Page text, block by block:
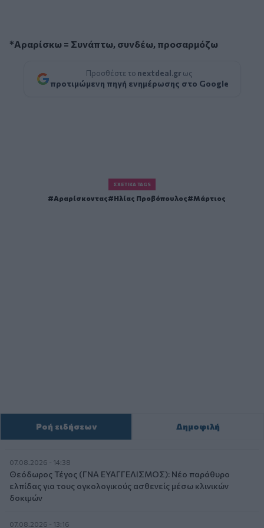
*Αραρίσκω = Συνάπτω, συνδέω, προσαρμόζω
Προσθέστε το nextdeal.gr ως
προτιμώμενη πηγή ενημέρωσης στο Google
ΣΧΕΤΙΚΆ TAGS
Αραρίσκοντας Ηλίας Προβόπουλος Μάρτιος
Ροή ειδήσεων Δημοφιλή
07.08.2026 - 14:38
Θεόδωρος Τέγος (ΓΝΑ ΕΥΑΓΓΕΛΙΣΜΟΣ): Νέο παράθυρο
ελπίδας για τους ογκολογικούς ασθενείς μέσω κλινικών
δοκιμών
07.08.2026 - 13:16